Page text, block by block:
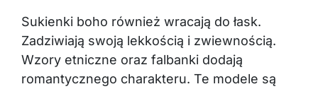
Sukienki boho również wracają do łask.
Zadziwiają swoją lekkością i zwiewnością.
Wzory etniczne oraz falbanki dodają
romantycznego charakteru. Te modele są